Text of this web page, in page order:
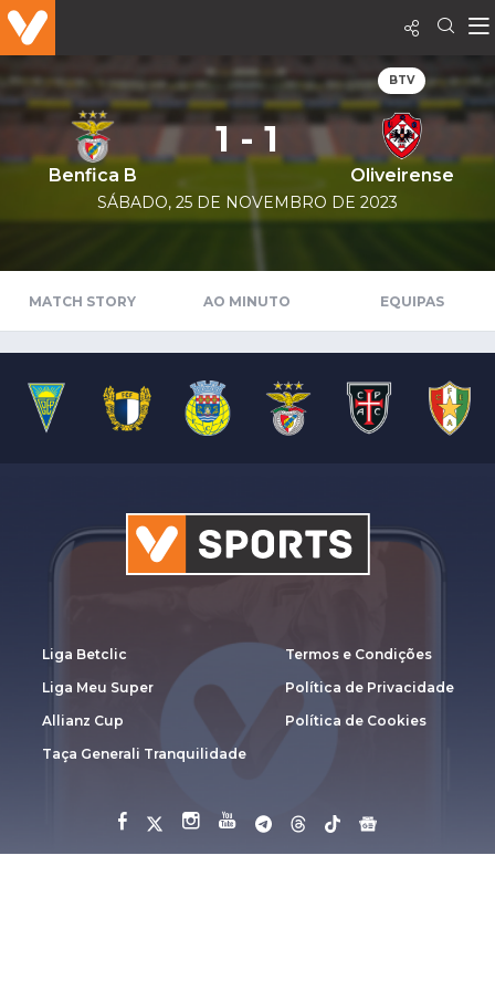
BTV
Benfica B
1 - 1
Oliveirense
SÁBADO, 25 DE NOVEMBRO DE 2023
MATCH STORY AO MINUTO EQUIPAS
Liga Betclic
Liga Meu Super
Allianz Cup
Taça Generali Tranquilidade
Termos e Condições
Política de Privacidade
Política de Cookies